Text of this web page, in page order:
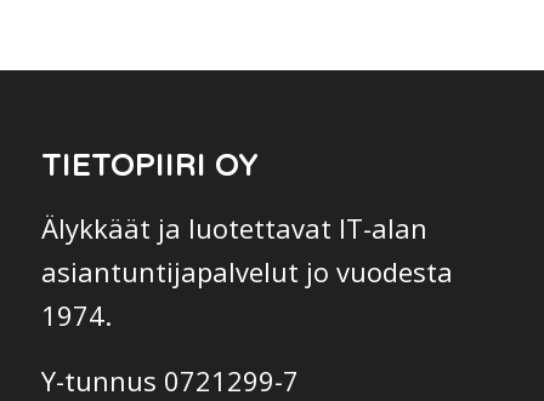
TIETOPIIRI OY
Älykkäät ja luotettavat IT-alan
asiantuntijapalvelut jo vuodesta
1974.
Y-tunnus 0721299-7